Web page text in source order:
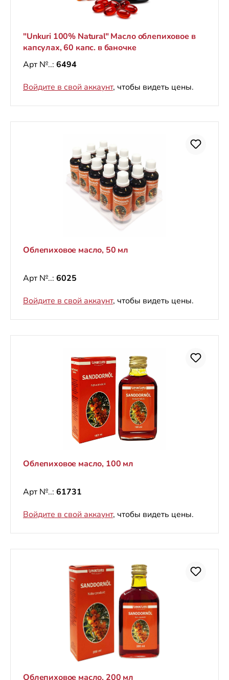
"Unkuri 100% Natural" Масло облепиховое в
капсулах, 60 капс. в баночке
Арт №..: 6494
Войдите в свой аккаунт, чтобы видеть цены.
Облепиховое масло, 50 мл
Арт №..: 6025
Войдите в свой аккаунт, чтобы видеть цены.
Oблепиховое масло, 100 мл
Арт №..: 61731
Войдите в свой аккаунт, чтобы видеть цены.
Oблепиховое масло, 200 мл